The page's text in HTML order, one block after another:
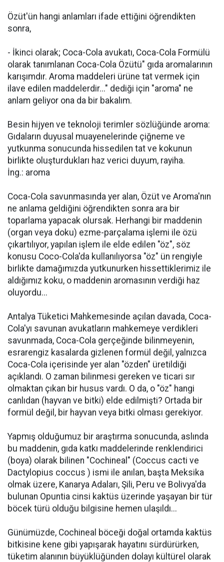
Özüt'ün hangi anlamları ifade ettiğini öğrendikten
sonra,
- İkinci olarak; Coca-Cola avukatı, Coca-Cola Formülü
olarak tanımlanan Coca-Cola Özütü" gıda aromalarının
karışımdır. Aroma maddeleri ürüne tat vermek için
ilave edilen maddelerdir..." dediği için "aroma" ne
anlam geliyor ona da bir bakalım.
Besin hijyen ve teknoloji terimler sözlüğünde aroma:
Gıdaların duyusal muayenelerinde çiğneme ve
yutkunma sonucunda hissedilen tat ve kokunun
birlikte oluşturdukları haz verici duyum, rayiha.
İng.: aroma
Coca-Cola savunmasında yer alan, Özüt ve Aroma'nın
ne anlama geldiğini öğrendikten sonra ara bir
toparlama yapacak olursak. Herhangi bir maddenin
(organ veya doku) ezme-parçalama işlemi ile özü
çıkartılıyor, yapılan işlem ile elde edilen "öz", söz
konusu Coco-Cola'da kullanılıyorsa "öz" ün rengiyle
birlikte damağımızda yutkunurken hissettiklerimiz ile
aldığımız koku, o maddenin aromasının verdiği haz
oluyordu...
Antalya Tüketici Mahkemesinde açılan davada, Coca-
Cola'yı savunan avukatların mahkemeye verdikleri
savunmada, Coca-Cola gerçeğinde bilinmeyenin,
esrarengiz kasalarda gizlenen formül değil, yalnızca
Coca-Cola içerisinde yer alan "özden" üretildiği
açıklandı. O zaman bilinmesi gereken ve ticari sır
olmaktan çıkan bir husus vardı. O da, o "öz" hangi
canlıdan (hayvan ve bitki) elde edilmişti? Ortada bir
formül değil, bir hayvan veya bitki olması gerekiyor.
Yapmış olduğumuz bir araştırma sonucunda, aslında
bu maddenin, gıda katkı maddelerinde renklendirici
(boya) olarak bilinen "Cochineal" (Coccus cacti ve
Dactylopius coccus ) ismi ile anılan, başta Meksika
olmak üzere, Kanarya Adaları, Şili, Peru ve Bolivya'da
bulunan Opuntia cinsi kaktüs üzerinde yaşayan bir tür
böcek türü olduğu bilgisine hemen ulaşıldı...
Günümüzde, Cochineal böceği doğal ortamda kaktüs
bitkisine kene gibi yapışarak hayatını sürdürürken,
tüketim alanının büyüklüğünden dolayı kültürel olarak